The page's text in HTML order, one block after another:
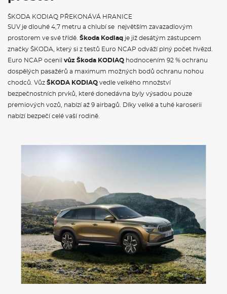
Prediktivní tempomat
Světla pro denní svícení s funkcí Coming Home a Leaving
Home
Signalizace nezapnutého bezpečnostního pásu
Systém Start/Stop
Škrabka na led ve víku palivové nádrže
Dva klíče dálkového centrálního zamykání
POJIŠTĚNÍ
4697 mm
1882 mm
Výška
1676 mm
Rozvor
2791 mm
Světlá výška
194 mm
Objem zavaz. prostoru720/2065 l
Počet míst
5/7
Objem nádrže
58-60 l
VÝBAVA:
4X4
Klimatizace
ŠKODA KODIAQ PŘEKONÁVÁ HRANICE
SUV je dlouhé 4,7 metru a chlubí se největším zavazadlovým
prostorem ve své třídě. Škoda Kodiaq je již desátým zástupcem
značky ŠKODA, který si z testů Euro NCAP odváží plný počet hvězd.
Euro NCAP ocenil vůz Škoda KODIAQ hodnocením 92 % ochranu
dospělých pasažérů a maximum možných bodů ochranu nohou
chodců. Vůz ŠKODA KODIAQ vedle velkého množství
bezpečnostních prvků, které donedávna byly výsadou pouze
premiových vozů, nabízí až 9 airbagů. Díky velké a tuhé karoserii
nabízí bezpečí celé vaší rodině.